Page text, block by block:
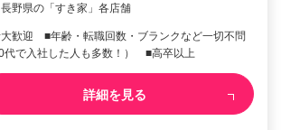
野県の「すき家」各店舗
歓迎 ■年齢・転職回数・ブランクなど一切不問
代で入社した人も多数！） ■高卒以上
詳細を見る